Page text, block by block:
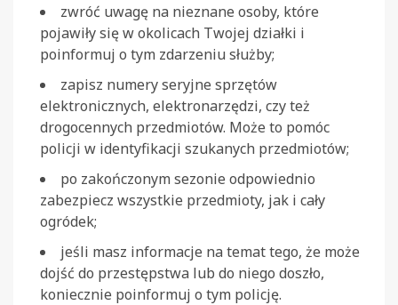
zwróć uwagę na nieznane osoby, które
pojawiły się w okolicach Twojej działki i
poinformuj o tym zdarzeniu służby;
zapisz numery seryjne sprzętów
elektronicznych, elektronarzędzi, czy też
drogocennych przedmiotów. Może to pomóc
policji w identyfikacji szukanych przedmiotów;
po zakończonym sezonie odpowiednio
zabezpiecz wszystkie przedmioty, jak i cały
ogródek;
jeśli masz informacje na temat tego, że może
dojść do przestępstwa lub do niego doszło,
koniecznie poinformuj o tym policję.